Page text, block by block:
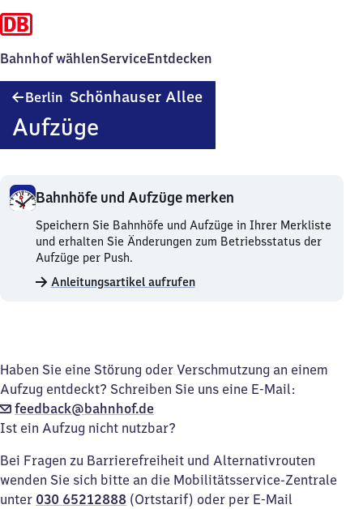
Bahnhof wählenServiceEntdecken
Berlin Schönhauser Allee
Aufzüge
Bahnhöfe und Aufzüge merken
Bahnhöfe
und
Aufzüge
merken.
Speichern Sie Bahnhöfe und Aufzüge in Ihrer Merkliste
und erhalten Sie Änderungen zum Betriebsstatus der
Aufzüge per Push.
Anleitungsartikel aufrufen
Haben Sie eine Störung oder Verschmutzung an einem
Aufzug entdeckt? Schreiben Sie uns eine E-Mail:
feedback@bahnhof.de
Ist ein Aufzug nicht nutzbar?
Bei Fragen zu Barrierefreiheit und Alternativrouten
wenden Sie sich bitte an die Mobilitätsservice-Zentrale
unter 030 65212888 (Ortstarif) oder per E-Mail